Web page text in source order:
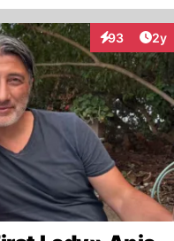
93
Interaktionen
2y